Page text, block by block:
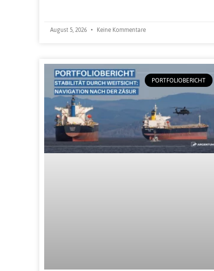
August 5, 2026 Keine Kommentare
PORTFOLIOBERICHT